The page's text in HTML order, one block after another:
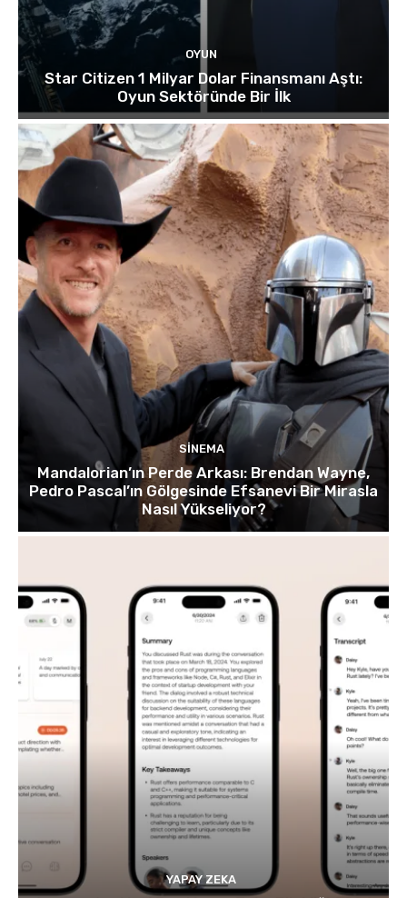
OYUN
Star Citizen 1 Milyar Dolar Finansmanı Aştı:
Oyun Sektöründe Bir İlk
SINEMA
Mandalorian’ın Perde Arkası: Brendan Wayne,
Pedro Pascal’ın Gölgesinde Efsanevi Bir Mirasla
Nasıl Yükseliyor?
YAPAY ZEKA